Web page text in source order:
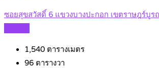
ซอยสุขสวัสดิ์ 6 แขวงบางปะกอก เขตราษฎร์บูร
1,540 ตารางเมตร
96 ตารางวา